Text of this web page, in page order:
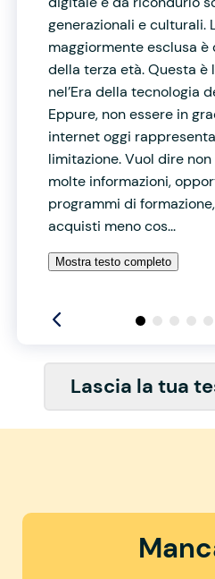
generazionali e culturali.
maggiormente esclusa
della terza età. Questa è
nel’Era della tecnologia
Eppure, non essere in
internet oggi
limitazione. Vuol dire
molte informazioni,
programmi di
acquisti meno cos...
Mostra testo completo
Lascia la tua